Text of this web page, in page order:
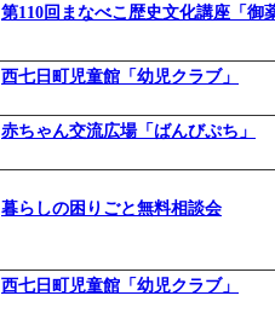
第110回まなべこ歴史文化講座「御
西七日町児童館「幼児クラブ」
赤ちゃん交流広場「ばんびぷち」
暮らしの困りごと無料相談会
西七日町児童館「幼児クラブ」